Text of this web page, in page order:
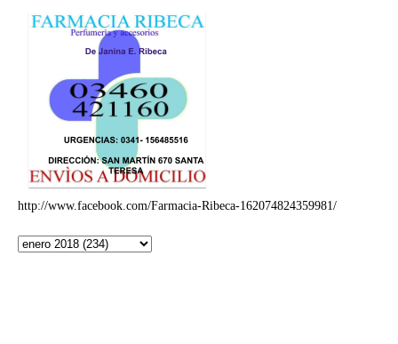
http://www.facebook.com/Farmacia-Ribeca-162074824359981/